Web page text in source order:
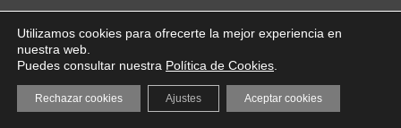
Utilizamos cookies para ofrecerte la mejor experiencia en
nuestra web.
Puedes consultar nuestra Política de Cookies
Aceptar cookies
Rechazar cookies Ajustes